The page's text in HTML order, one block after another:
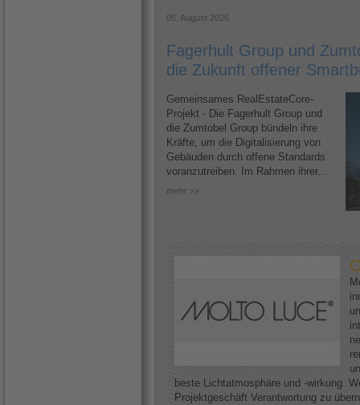
05. August 2026
Fagerhult Group und
die Zukunft offener
Gemeinsames RealEstateCore-
Projekt - Die Fagerhult Group und
die Zumtobel Group bündeln ihre
Kräfte, um die Digitalisierung von
Gebäuden durch offene Standards
voranzutreiben. Im Rahmen ihrer...
mehr >>
beste Lichtatmosphäre und -wirkung.
Projektgeschäft Verantwortung zu